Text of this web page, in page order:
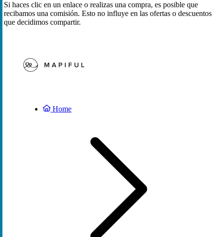
Si haces clic en un enlace o realizas una compra, es posible que
recibamos una comisión. Esto no influye en las ofertas o descuentos
que decidimos compartir.
Home